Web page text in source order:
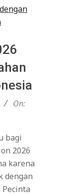
On:
bagi
2026
karena
dengan